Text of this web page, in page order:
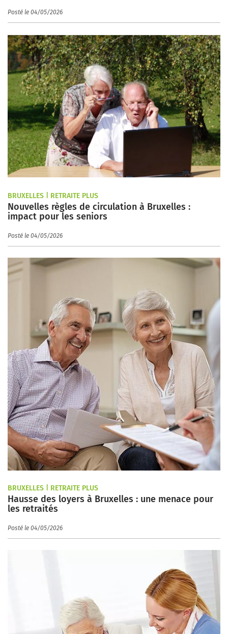
Posté le 04/05/2026
BRUXELLES | RETRAITE PLUS
Nouvelles règles de circulation à Bruxelles :
impact pour les seniors
Posté le 04/05/2026
BRUXELLES | RETRAITE PLUS
Hausse des loyers à Bruxelles : une menace pour
les retraités
Posté le 04/05/2026